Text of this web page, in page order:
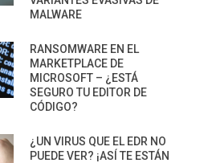
MALWARE
RANSOMWARE EN EL
MARKETPLACE DE
MICROSOFT – ¿ESTÁ
SEGURO TU EDITOR DE
CÓDIGO?
¿UN VIRUS QUE EL EDR NO
PUEDE VER? ¡ASÍ TE ESTÁN